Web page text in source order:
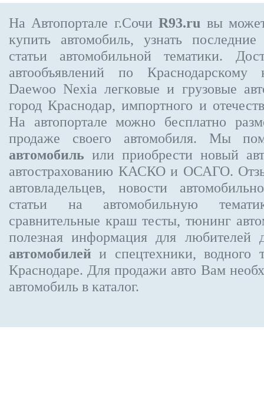
На Автопортале г.СочиR93.ru вы
купить автомобиль, узнать
статьи автомобильной тематики.
автообъявлений по
Daewoo Nexia легковые и грузовые
город Краснодар, импортного и
На автопортале можно бесплатно
продаже своего автомобиля. Мы
автомобиль или приобрести новый
автострахованию КАСКО и ОСАГО.
автовладельцев, новости
статьи на автомобильную
сравнительные краш тесты, тюнинг
полезная информация для любителей
автомобилей и спецтехники, водного
Краснодаре. Для продажи авто Вам
автомобиль в каталог.